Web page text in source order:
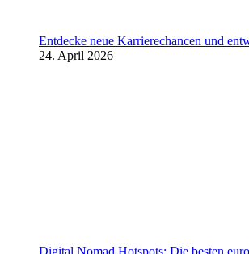
Entdecke neue Karrierechancen und
24. April 2026
Digital Nomad Hotspots: Die besten